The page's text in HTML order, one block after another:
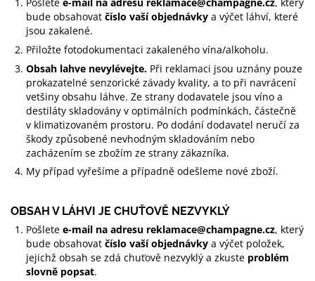
bude obsahovatčíslo vaší objednávky a výčet láhví, které
jsou zakalené.
Přiložte fotodokumentaci zakaleného vína/alkoholu.
Obsah lahve nevylévejte. Při reklamaci jsou uznány pouze
prokazatelné senzorické závady kvality, a to při navrácení
vetšiny obsahu láhve. Ze strany dodavatele jsou víno a
destiláty skladovány v optimálních podmínkách, částečně
v klimatizovaném prostoru. Po dodání dodavatel neručí za
škody způsobené nevhodným skladováním nebo
zacházením se zbožím ze strany zákazníka.
My případ vyřešíme a případně odešleme nové zboží.
OBSAH V LÁHVI JE CHUŤOVĚ NEZVYKLÝ
Pošletee-mail na adresu reklamace@champagne.cz, který
bude obsahovatčíslo vaší objednávky a výčet položek,
jejichž obsah se zdá chuťově nezvyklý a zkuste problém
slovně popsat.